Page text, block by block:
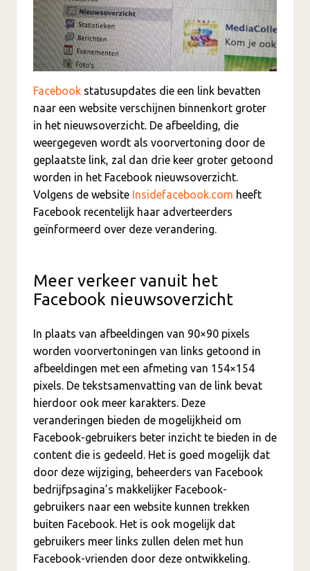
Facebook statusupdates die een link bevatten
naar een website verschijnen binnenkort groter
in het nieuwsoverzicht. De afbeelding, die
weergegeven wordt als voorvertoning door de
geplaatste link, zal dan drie keer groter getoond
worden in het Facebook nieuwsoverzicht.
Volgens de website Insidefacebook.com heeft
Facebook recentelijk haar adverteerders
geïnformeerd over deze verandering.
Meer verkeer vanuit het
Facebook nieuwsoverzicht
In plaats van afbeeldingen van 90×90 pixels
worden voorvertoningen van links getoond in
afbeeldingen met een afmeting van 154×154
pixels. De tekstsamenvatting van de link bevat
hierdoor ook meer karakters. Deze
veranderingen bieden de mogelijkheid om
Facebook-gebruikers beter inzicht te bieden in de
content die is gedeeld. Het is goed mogelijk dat
door deze wijziging, beheerders van Facebook
bedrijfpsagina’s makkelijker Facebook-
gebruikers naar een website kunnen trekken
buiten Facebook. Het is ook mogelijk dat
gebruikers meer links zullen delen met hun
Facebook-vrienden door deze ontwikkeling.